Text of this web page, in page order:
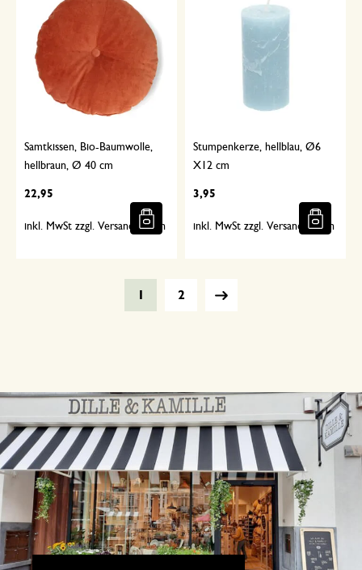
Samtkissen, Bio-Baumwolle,
hellbraun, Ø 40 cm
22,95
inkl. MwSt zzgl. Versandkosten
Stumpenkerze, hellblau, Ø6
X12 cm
3,95
inkl. MwSt zzgl. Versandkosten
2